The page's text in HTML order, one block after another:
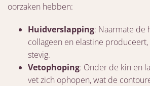
oorzaken hebben:
Huidverslapping: Naarmate de
collageen en elastine
stevig.
Vetophoping: Onder de kin en
vet zich ophopen, wat de